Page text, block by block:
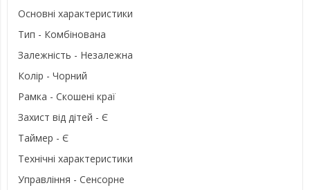
Основні характеристики
Тип - Комбінована
Залежність - Незалежна
Колір - Чорний
Рамка - Скошені краї
Захист від дітей - Є
Таймер - Є
Технічні характеристики
Управління - Сенсорне